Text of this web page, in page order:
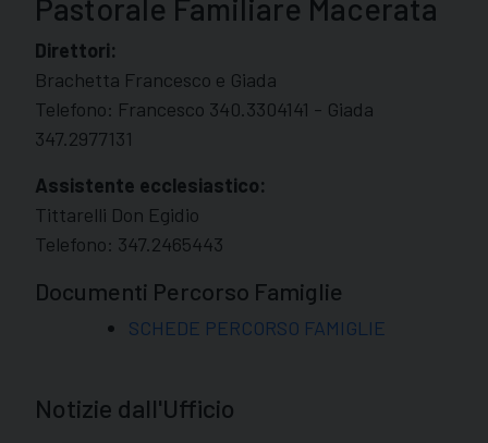
Pastorale Familiare Macerata
Direttori:
Brachetta Francesco e Giada
Telefono: Francesco 340.3304141 - Giada
347.2977131
Assistente ecclesiastico:
Tittarelli Don Egidio
Telefono: 347.2465443
Documenti Percorso Famiglie
SCHEDE PERCORSO FAMIGLIE
Notizie dall'Ufficio